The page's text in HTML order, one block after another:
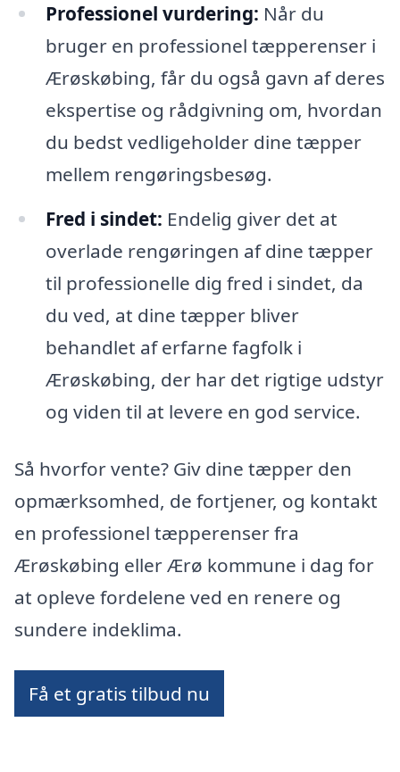
Professionel vurdering: Når du
bruger en professionel tæpperenser i
Ærøskøbing, får du også gavn af deres
ekspertise og rådgivning om, hvordan
du bedst vedligeholder dine tæpper
mellem rengøringsbesøg.
Fred i sindet: Endelig giver det at
overlade rengøringen af dine tæpper
til professionelle dig fred i sindet, da
du ved, at dine tæpper bliver
behandlet af erfarne fagfolk i
Ærøskøbing, der har det rigtige udstyr
og viden til at levere en god service.
Så hvorfor vente? Giv dine tæpper den
opmærksomhed, de fortjener, og kontakt
en professionel tæpperenser fra
Ærøskøbing eller Ærø kommune i dag for
at opleve fordelene ved en renere og
sundere indeklima.
Få et gratis tilbud nu